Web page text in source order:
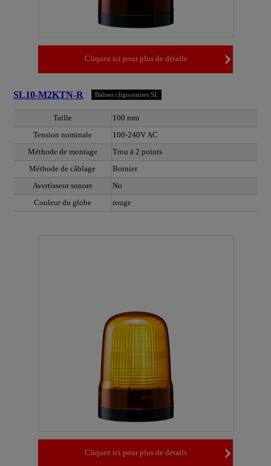
Cliquez ici pour plus de détails
SL10-M2KTN-R Balises clignotantes SL
Taille
100 mm
Tension nominale
100-240V AC
Méthode de montage
Trou à 2 points
Méthode de câblage
Bornier
Avertisseur sonore
No
Couleur du globe
rouge
Cliquez ici pour plus de détails